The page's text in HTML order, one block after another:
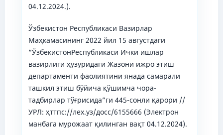
04.12.2024.).
Ўзбекистон Республикаси Вазирлар
Маҳкамасининг 2022 йил 15 августдаги
“ЎзбекистонРеспубликаси Ички ишлар
вазирлиги ҳузуридаги Жазони ижро этиш
департаменти фаолиятини янада самарали
ташкил этиш бўйича қўшимча чора-
тадбирлар тўғрисида”ги 445-сонли қарори //
УРЛ: ҳттпс://лех.уз/доcс/6155666 (Электрон
манбага мурожаат қилинган вақт 04.12.2024).